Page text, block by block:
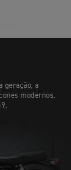
geração, a
modernos,